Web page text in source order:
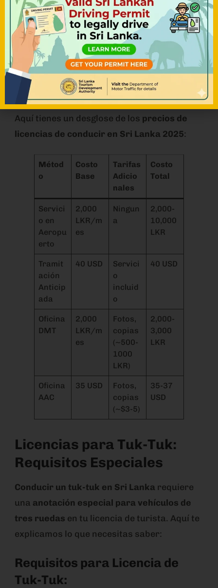
en días laborables
Documentos Requeridos: PIC original,
pasaporte, fotos tipo pasaporte,
formularios completados
Tarifas del Permiso de
Conducir en Sri Lanka 2025
Aquí tienes un desglose de los precios de
licencias de conducir en Sri Lanka 2025:
Métod
o
Costo
Base
Tarifas
Adicio
nales
Costo
Total
Servici
o en
Aeropu
erto
2,000
LKR/m
es
Ningun
a
2,000-
10,000
LKR
Tramit
ación
Anticip
ada
40 USD
Servici
o
incluid
o
40 USD
Oficina
DMT
2,000
LKR/m
es
Fotos,
copias
(~500-
1000
LKR)
2,000-
3,000
LKR
Oficina
AAC
35 USD
Fotos,
copias
(~$3-5)
35-37
USD
Licencias para Tuk-Tuk:
Requisitos Especiales
Conducir un tuk-tuk en Sri Lanka requiere
una anotación especial para vehículos de
tres ruedas en tu licencia de turista. Aquí te
explicamos lo que necesitas saber:
Requisitos para Licencia de
Tuk-Tuk: